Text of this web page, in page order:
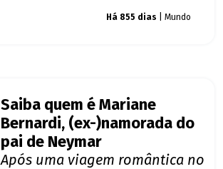
Há 855 dias | Mundo
Saiba quem é Mariane
Bernardi, (ex-)namorada do
pai de Neymar
Após uma viagem romântica no